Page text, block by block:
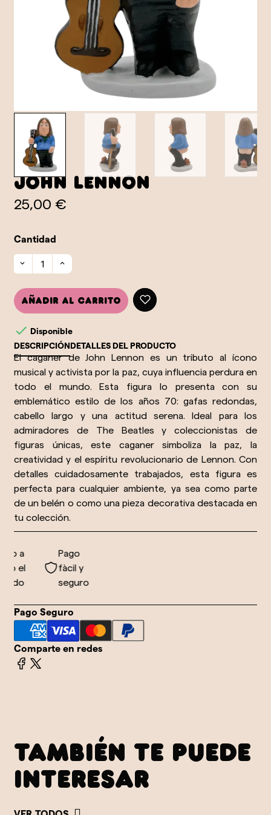
John Lennon
25,00 €
Cantidad
Añadir al carrito
 Disponible
DESCRIPCIÓNDETALLES DEL PRODUCTO
El caganer de John Lennon es un tributo al ícono
musical y activista por la paz, cuya influencia perdura en
todo el mundo. Esta figura lo presenta con su
emblemático estilo de los años 70: gafas redondas,
cabello largo y una actitud serena. Ideal para los
admiradores de The Beatles y coleccionistas de
figuras únicas, este caganer simboliza la paz, la
creatividad y el espíritu revolucionario de Lennon. Con
detalles cuidadosamente trabajados, esta figura es
perfecta para cualquier ambiente, ya sea como parte
de un belén o como una pieza decorativa destacada en
tu colección.
a
el
Pago
fàcil y
seguro
Pago Seguro
Comparte en redes
TAMBIÉN TE PUEDE
INTERESAR